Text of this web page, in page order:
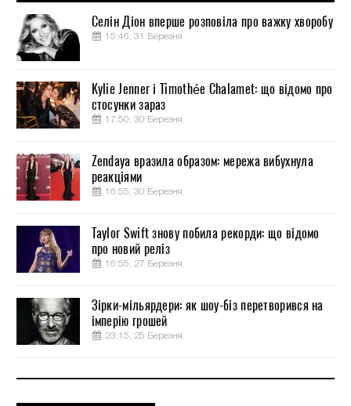
Селін Діон вперше розповіла про важку хворобу
15:46, 31 Березня
Kylie Jenner і Timothée Chalamet: що відомо про
стосунки зараз
17:50, 30 Березня
Zendaya вразила образом: мережа вибухнула
реакціями
16:55, 30 Березня
Taylor Swift знову побила рекорди: що відомо
про новий реліз
16:55, 27 Березня
Зірки-мільярдери: як шоу-біз перетворився на
імперію грошей
23:15, 25 Березня